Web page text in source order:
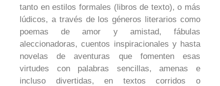
tanto en estilos formales (libros de texto), o más
lúdicos, a través de los géneros literarios como
poemas de amor y amistad, fábulas
aleccionadoras, cuentos inspiracionales y hasta
novelas de aventuras que fomenten esas
virtudes con palabras sencillas, amenas e
incluso divertidas, en textos corridos o